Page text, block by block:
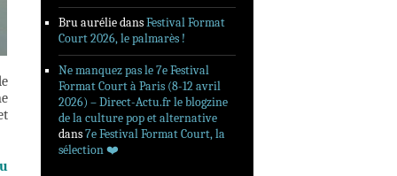
Bru auréliedansFestival Format
Court 2026, le palmarès !
Ne manquez pas le 7e Festival
Format Court à Paris (8-12 avril
2026) – Direct-Actu.fr le blogzine
de la culture pop et alternative
dans7e Festival Format Court, la
sélection ❤️‍